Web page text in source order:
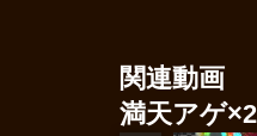
関連動画
満天アゲ